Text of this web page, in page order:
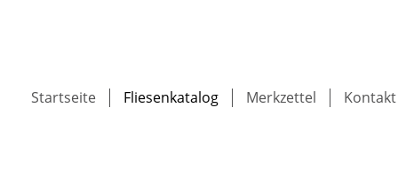
Startseite Fliesenkatalog Merkzettel Kontakt